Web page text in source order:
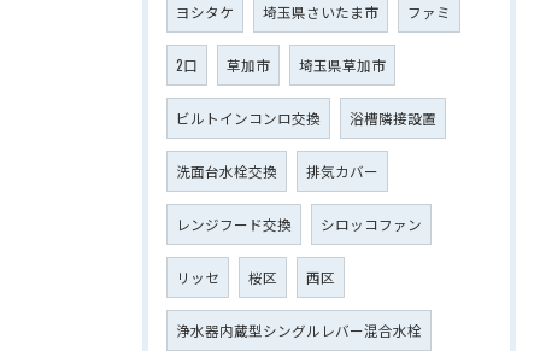
ヨシタケ 埼玉県さいたま市 ファミ
2口 草加市 埼玉県草加市
ビルトインコンロ交換 浴槽隣接設置
洗面台水栓交換 排気カバー
レンジフード交換 シロッコファン
リッセ 桜区 西区
浄水器内蔵型シングルレバー混合水栓